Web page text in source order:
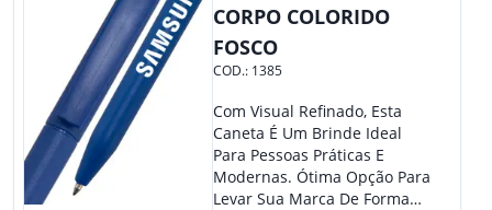
CORPO COLORIDO
FOSCO
COD.: 1385
Com Visual Refinado, Esta
Caneta É Um Brinde Ideal
Para Pessoas Práticas E
Modernas. Ótima Opção Para
Levar Sua Marca De Forma